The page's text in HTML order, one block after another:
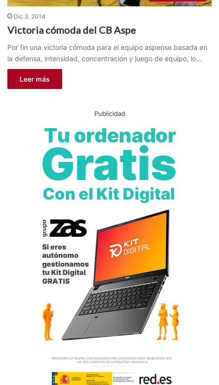
Dic 3, 2014
Victoria cómoda del CB Aspe
Por fin una victoria cómoda para el equipo aspense basada en
la defensa, intensidad, concentración y juego de equipo, lo…
Leer más
Publicidad